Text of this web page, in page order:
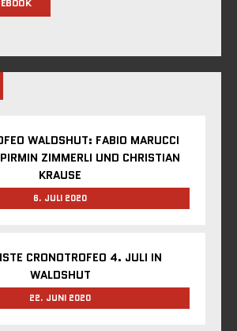
WALDSHUT: FABIO MARUCCI
ZIMMERLI UND CHRISTIAN
KRAUSE
6. JULI 2020
CRONOTROFEO 4. JULI IN
WALDSHUT
22. JUNI 2020